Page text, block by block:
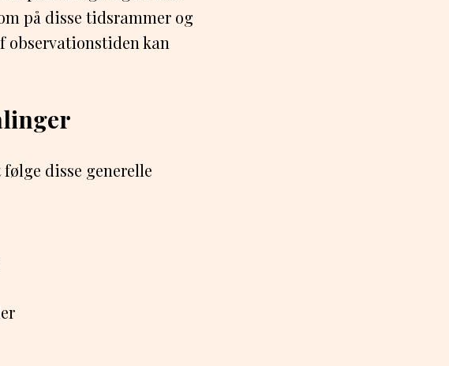
på disse tidsrammer og
observationstiden kan
disse generelle